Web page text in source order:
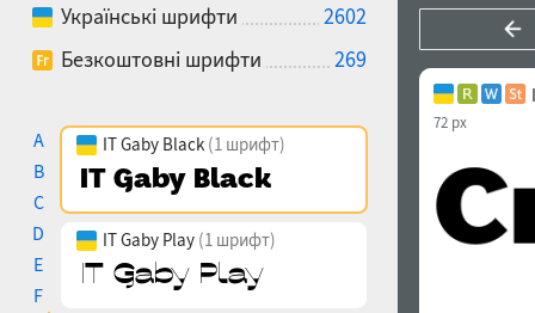
Українські шрифти
2602
Безкоштовні шрифти
269
A
B
C
D
E
F
IT Gaby Black (1 шрифт)
IT Gaby Play (1 шрифт)
72 px